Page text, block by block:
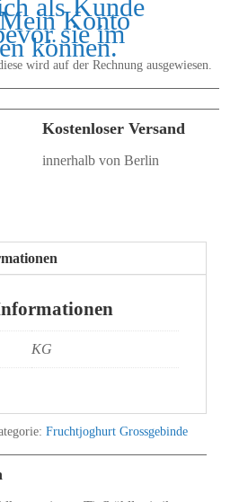
als Kunde
Mein Konto
sie im
können.
wird auf der Rechnung ausgewiesen.
Kostenloser Versand
innerhalb von Berlin
KG
Fruchtjoghurt Grossgebinde